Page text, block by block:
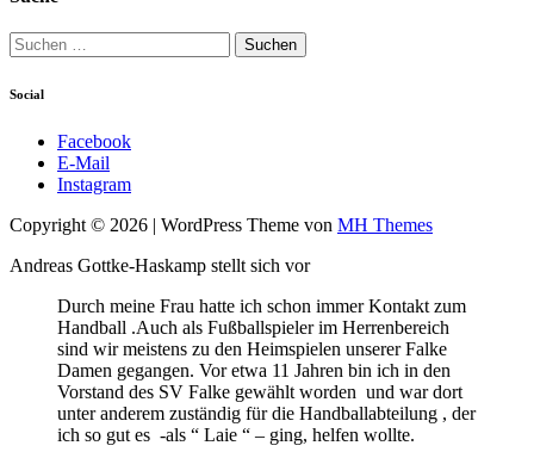
Suchen
nach:
Social
Facebook
E-Mail
Instagram
Copyright © 2026 | WordPress Theme von MH Themes
Andreas Gottke-Haskamp stellt sich vor
Durch meine Frau hatte ich schon immer Kontakt zum
Handball .Auch als Fußballspieler im Herrenbereich
sind wir meistens zu den Heimspielen unserer Falke
Damen gegangen. Vor etwa 11 Jahren bin ich in den
Vorstand des SV Falke gewählt worden und war dort
unter anderem zuständig für die Handballabteilung , der
ich so gut es -als “ Laie “ – ging, helfen wollte.